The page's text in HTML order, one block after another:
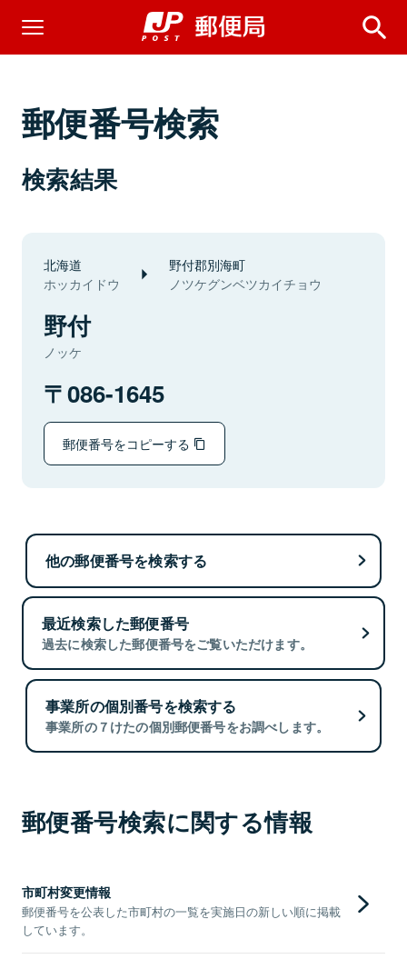
郵便番号検索
検索結果
北海道
ホッカイドウ
野付郡別海町
ノツケグンベツカイチョウ
野付
ノッケ
086-1645
郵便番号をコピーする
他の郵便番号を検索する
最近検索した郵便番号
過去に検索した郵便番号をご覧いただけます。
事業所の個別番号を検索する
事業所の７けたの個別郵便番号をお調べします。
郵便番号検索に関する情報
市町村変更情報
郵便番号を公表した市町村の一覧を実施日の新しい順に掲載
しています。